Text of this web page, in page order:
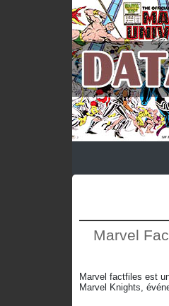
Marvel
Marvel factfiles est
Marvel Knights,